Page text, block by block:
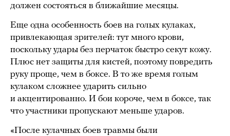
должен состояться в ближайшие месяцы.
Еще одна особенность боев на голых кулаках,
привлекающая зрителей: тут много крови,
поскольку удары без перчаток быстро секут кожу.
Плюс нет защиты для кистей, поэтому повредить
руку проще, чем в боксе. В то же время голым
кулаком сложнее ударить сильно
и акцентированно. И бои короче, чем в боксе, так
что участники пропускают меньше ударов.
«После кулачных боев травмы были